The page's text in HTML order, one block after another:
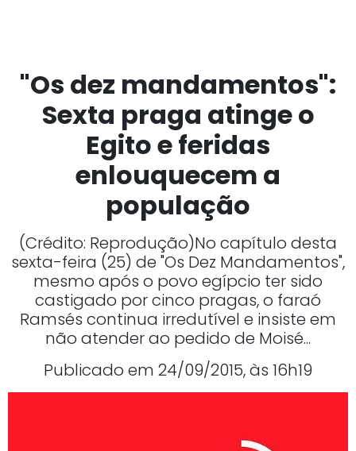
"Os dez mandamentos":
Sexta praga atinge o
Egito e feridas
enlouquecem a
população
(Crédito: Reprodução)No capítulo desta
sexta-feira (25) de "Os Dez Mandamentos",
mesmo após o povo egípcio ter sido
castigado por cinco pragas, o faraó
Ramsés continua irredutível e insiste em
não atender ao pedido de Moisé...
Publicado em 24/09/2015, às 16h19